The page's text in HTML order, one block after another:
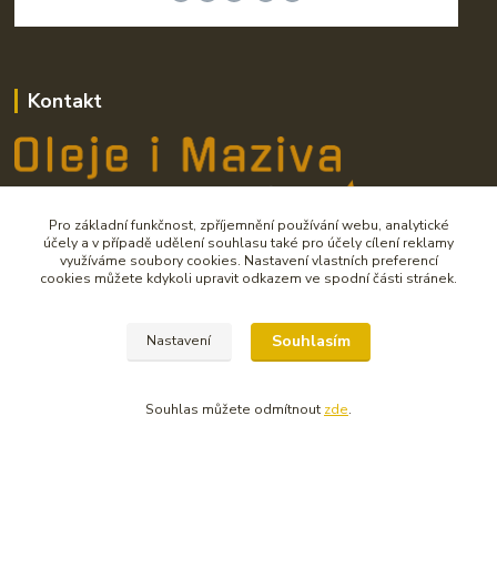
Kontakt
Oleje i Maziva - prodejna pro váš vůz
Zákaznická podpora SAVE CZ
(Po-Pá 7:00-11:00 a 11:30-15:30)
Pro základní funkčnost, zpříjemnění používání webu, analytické
účely a v případě udělení souhlasu také pro účely cílení reklamy
využíváme soubory cookies. Nastavení vlastních preferencí
cookies můžete kdykoli upravit odkazem ve spodní části stránek.
Nastavení Souhlasím
Souhlas můžete odmítnout zde.